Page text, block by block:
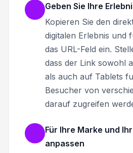
Geben Sie Ihre
Kopieren Sie den
digitalen Erlebnis und
das URL-Feld ein.
dass der Link sowohl
als auch auf Tablets
Besucher von
darauf zugreifen
Für Ihre Marke und
anpassen